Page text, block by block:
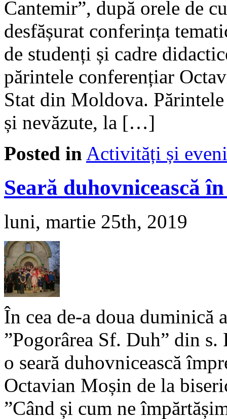
Cantemir”, după orele de
desfășurat conferința
de studenți și cadre
părintele conferențiar
Stat din Moldova.
și nevăzute, la […]
Posted in Activități și
Seară duhovnicească
luni, martie 25th, 2019
În cea de-a doua duminică
”Pogorârea Sf. Duh” din s.
o seară duhovnicească
Octavian Moșin de la
”Când și cum ne